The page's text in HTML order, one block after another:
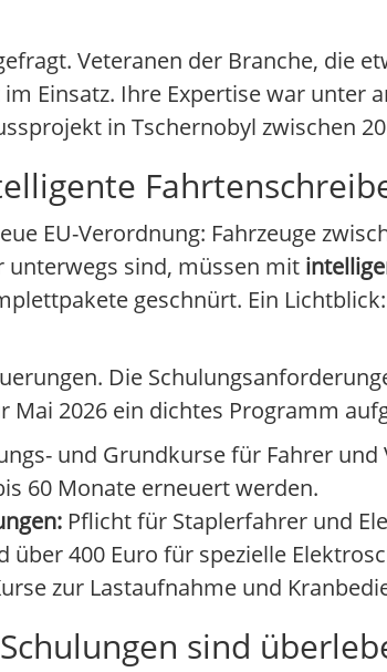
Veteranen der Branche, die
Einsatz. Ihre Expertise war unter
in Tschernobyl zwischen
EU-Verordnung: Fahrzeuge
unterwegs sind, müssen mit
geschnürt. Ein
Die
Mai 2026 ein dichtes Programm
und Grundkurse für Fahrer und
60 Monate erneuert werden.
Pflicht für Staplerfahrer und
über 400 Euro für spezielle
zur Lastaufnahme und
sind